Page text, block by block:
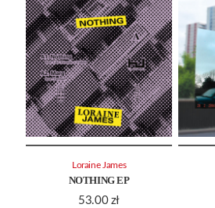
NOTHING EP
53.00 zł
Loraine James